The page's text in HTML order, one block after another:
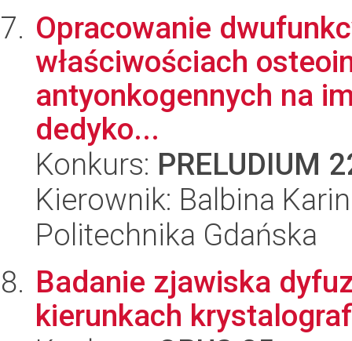
Opracowanie
właściwościach
antyonkogennych na
dedyko...
Konkurs: PRELUDIUM
Kierownik: Balbina
Politechnika Gdańska
Badanie zjawiska
kierunkach